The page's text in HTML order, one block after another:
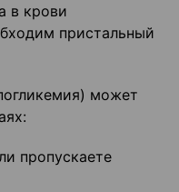
в крови
пристальный
может
пропускаете